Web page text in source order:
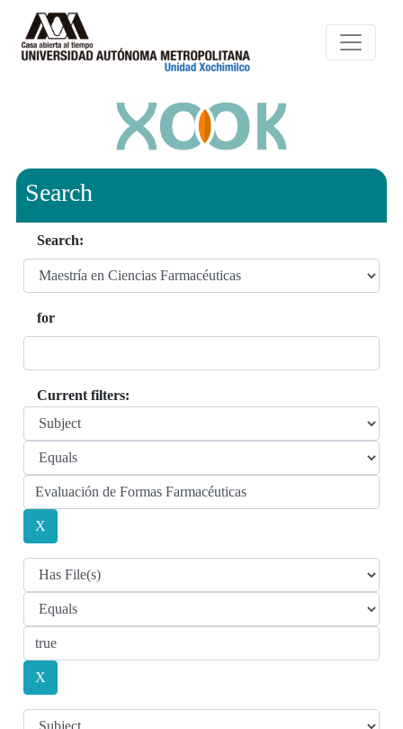
Search
Search:
for
Current filters: